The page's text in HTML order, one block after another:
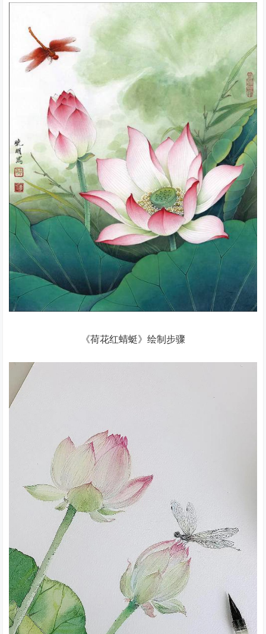
《荷花红蜻蜓》绘制步骤